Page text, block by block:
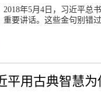
2018年5月4日，习近平总
重要讲话。这些金句别错过
平用古典智慧为